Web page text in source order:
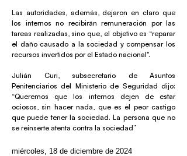
Las autoridades, además, dejaron en claro que
los internos no recibirán remuneración por las
tareas realizadas, sino que, el objetivo es “reparar
el daño causado a la sociedad y compensar los
recursos invertidos por el Estado nacional".
Julián Curi, subsecretario de Asuntos
Penitenciarios del Ministerio de Seguridad dijo:
“Queremos que los internos dejen de estar
ociosos, sin hacer nada, que es el peor castigo
que puede tener la sociedad. La persona que no
se reinserte atenta contra la sociedad”
miércoles, 18 de diciembre de 2024